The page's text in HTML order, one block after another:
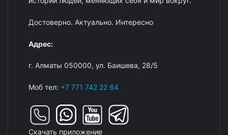
Достоверно. Актуально. Интересно
Адрес:
г. Алматы 050000, ул. Баишева, 28/5
Моб тел: +7 771 742 22 64
Скачать приложение